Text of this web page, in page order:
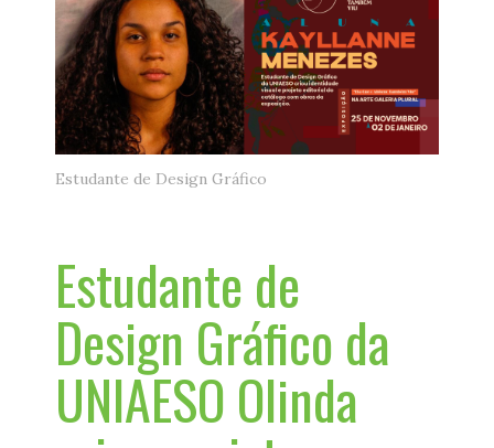
Estudante de Design Gráfico
Estudante de
Design Gráfico da
UNIAESO Olinda